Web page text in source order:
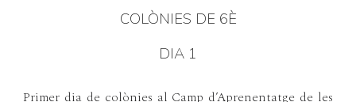
COLÒNIES DE 6È
DIA 1
Primer dia de colònies al Camp d’Aprenentatge de les